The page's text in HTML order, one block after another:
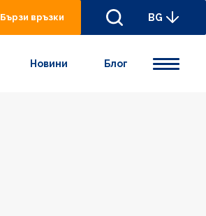
Бързи връзки BG
Новини Блог